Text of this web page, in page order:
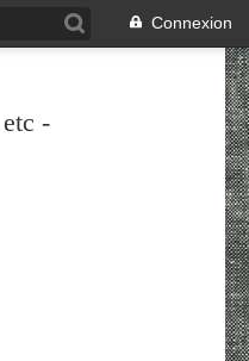
Connexion
-